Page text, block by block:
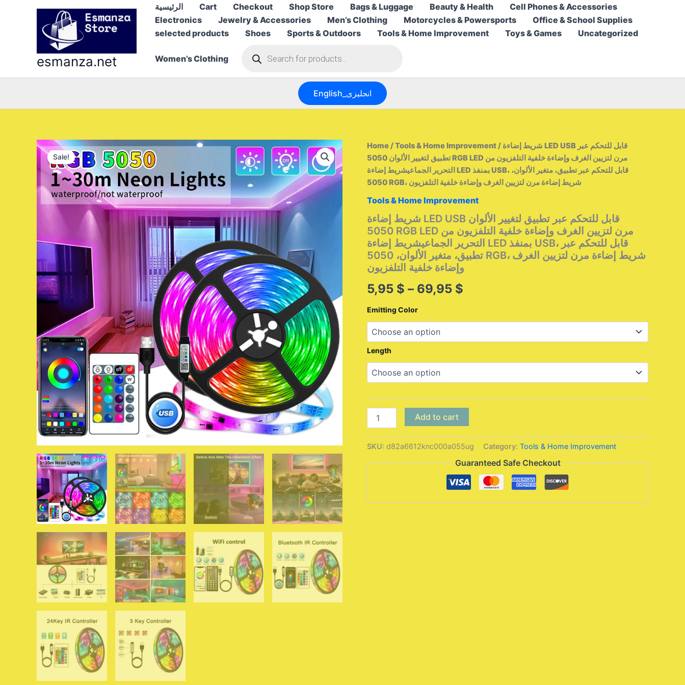
esmanza.net
الرئيسية Cart Checkout Shop Store Bags & Luggage Beauty & Health
Cell Phones & Accessories
Electronics
Jewelry & Accessories Men’s Clothing Motorcycles & Powersports
Office & School Supplies
selected products
Shoes Sports & Outdoors Tools & Home Improvement Toys & Games Uncategorized
Women’s Clothing
search
English_انجليزى
Sale!
Home/Tools & Home Improvement/ شريط إضاءة LED USB قابل للتحكم عبر
تطبيق لتغيير الألوان 5050 RGB LED مرن لتزيين الغرف وإضاءة خلفية التلفزيون من
التحرير الجماعيشريط إضاءة LED بمنفذ USB، قابل للتحكم عبر تطبيق، متغير الألوان،
5050 RGB، شريط إضاءة مرن لتزيين الغرف وإضاءة خلفية التلفزيون
Tools & Home Improvement
شريط إضاءة LED USB قابل للتحكم عبر تطبيق لتغيير الألوان
5050 RGB LED مرن لتزيين الغرف وإضاءة خلفية التلفزيون من
التحرير الجماعيشريط إضاءة LED بمنفذ USB، قابل للتحكم عبر
تطبيق، متغير الألوان، 5050 RGB، شريط إضاءة مرن لتزيين الغرف
وإضاءة خلفية التلفزيون
5,95 $ – 69,95 $
69,95 $
Emitting Color
Length
إضاءة
USB
للتحكم
الألوان
Add to cart
SKU: d82a6612knc000a055ug Category: Tools & Home Improvement
Guaranteed Safe Checkout
5,95 $
through
69,95 $